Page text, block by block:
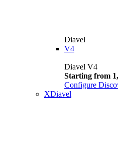
Diavel
V4
Diavel V4
Starting from
Configure
XDiavel